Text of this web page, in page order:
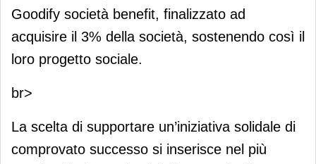
Goodify società benefit, finalizzato ad
acquisire il 3% della società, sostenendo così il
loro progetto sociale.
br>
La scelta di supportare un’iniziativa solidale di
comprovato successo si inserisce nel più